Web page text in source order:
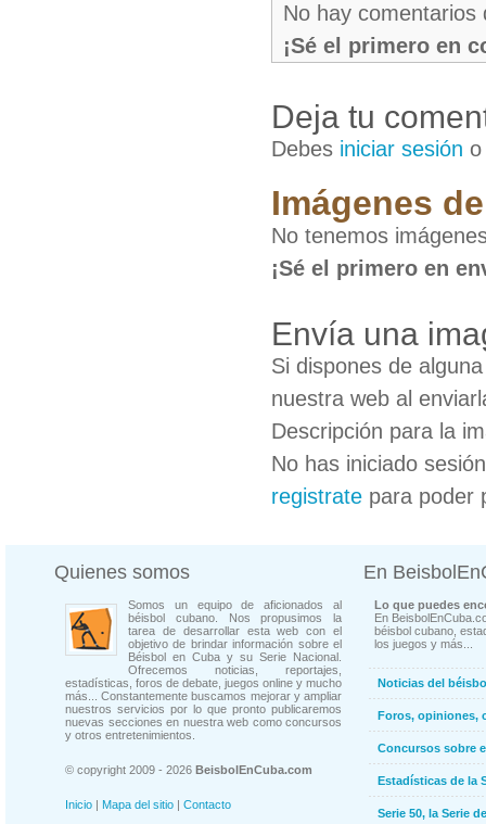
No hay comentarios
¡Sé el primero en
Deja tu
Debes iniciar sesión
Imágenes
No tenemos
¡Sé el primero en
Envía una
Si dispones de
nuestra web al
Descripción para la
No has iniciado
registrate para poder
Quienes somos
Somos un equipo de aficionados al
béisbol cubano. Nos propusimos la
tarea de desarrollar esta web con el
objetivo de brindar información sobre el
Béisbol en Cuba y su Serie Nacional.
Ofrecemos noticias, reportajes,
estadísticas, foros de debate, juegos online y mucho
más... Constantemente buscamos mejorar y ampliar
nuestros servicios por lo que pronto publicaremos
nuevas secciones en nuestra web como concursos
y otros entretenimientos.
© copyright 2009 - 2026 BeisbolEnCuba.com
Inicio | Mapa del sitio | Contacto
En
Lo que puedes
En
béisbol cubano,
los juegos y más...
Noticias del
Foros, opiniones,
Concursos sobre
Estadísticas de la
Serie 50, la Serie